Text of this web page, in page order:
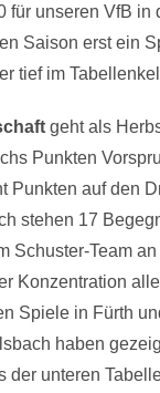
für unseren VfB in
Saison erst ein
tief im
geht als
Punkten
Punkten auf den
stehen 17
Schuster-Team
Konzentration
Spiele in Fürth
haben
der unteren